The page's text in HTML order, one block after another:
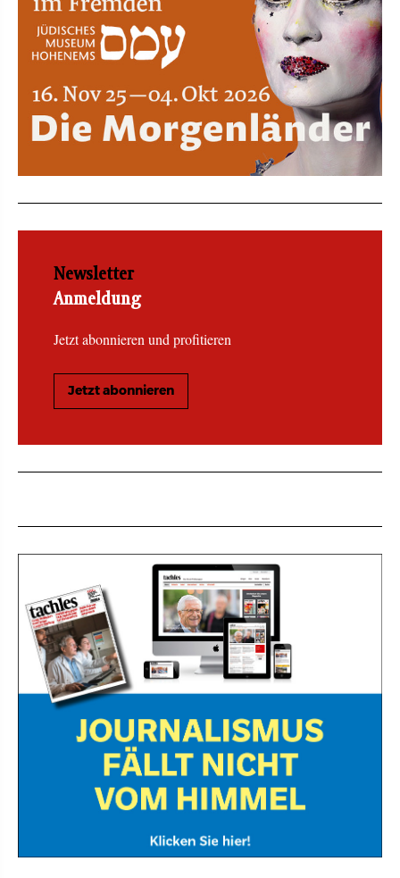
Newsletter
Anmeldung
Jetzt abonnieren und profitieren
Jetzt abonnieren